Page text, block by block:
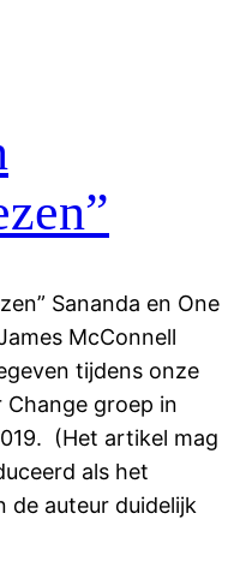
Sananda en One
McConnell
tijdens onze
Change groep in
(Het artikel mag
als het
de auteur duidelijk